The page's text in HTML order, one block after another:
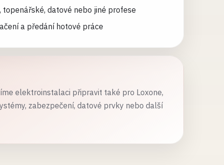
topenářské, datové nebo jiné profese
a předání hotové práce
elektroinstalaci připravit také pro Loxone,
zabezpečení, datové prvky nebo další